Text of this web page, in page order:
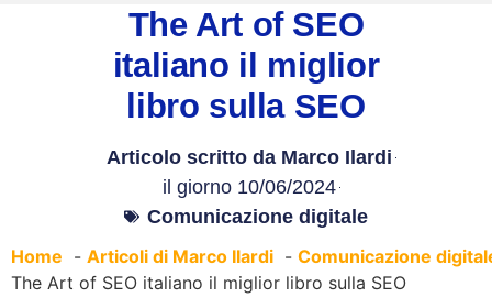
The Art of SEO
italiano il miglior
libro sulla SEO
Articolo scritto da Marco Ilardi
il giorno 10/06/2024
Comunicazione digitale
Home
Articoli di Marco Ilardi
Comunicazione
The Art of SEO italiano il miglior libro sulla SEO